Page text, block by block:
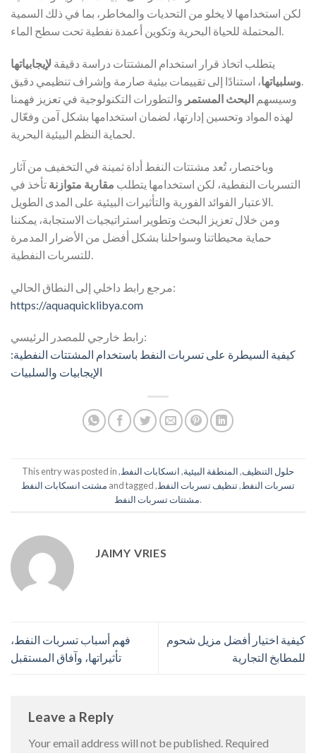
لكن استخدامها لا يخلو من التحديات والمخاطر، بما في ذلك السمية
المحتملة للحياة البحرية وتكوين أعمدة نفطية تحت سطح الماء.
يتطلب اتخاذ قرار استخدام المشتتات دراسة دقيقة لإيجابياتها
وسلبياتها، استنادًا إلى تقييمات بيئية صارمة وإشراف تنظيمي دقيق.
وسيسهم البحث المستمر والتطورات التكنولوجية في تعزيز فهمنا
لهذه المواد وتحسين إدارتها، لضمان استخدامها بشكل آمن وفعّال
لحماية النظم البيئية البحرية.
وباختصار، تُعد مشتتات النفط أداة ثمينة في التخفيف من آثار
التسربات النفطية، لكن استخدامها يتطلب مقاربة متوازنة تأخذ في
ومن خلال تعزيز البحث وتطوير استراتيجيات الاستجابة، يمكننا
حماية محيطاتنا وسواحلنا بشكل أفضل من الأضرار المدمرة
مرجع رابط داخلي إلى النطاق الحالي:
https://aquaquicklibya.com
رابط خارجي للمصدر الرئيسي:
كيفية السيطرة على تسربات النفط باستخدام المشتتات النفطية:
الإيجابيات والسلبيات
This entry was posted in حلول التنظيف,المنطقة البيئية,انسكابات النفط,
مشتت انسكابات النفط and tagged تسربات النفط,تنظيف تسربات النفط,
مشتتات تسربات النفط.
JAIMY VRIES
فهم أسباب تسربات النفط،
تأثيراتها، وآفاق المستقبل
كيفية اختيار أفضل مزيل شحوم
للمطابخ التجارية
Leave a Reply
Your email address will not be published. Required